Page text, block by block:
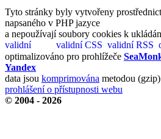
Tyto stránky byly vytvořeny
napsaného v PHP jazyce
a nepoužívají soubory cookies k
optimalizováno pro prohlížeče
Yandex
data jsou komprimována metodou (gzip)
prohlášení o přístupnosti webu
© 2004 - 2026